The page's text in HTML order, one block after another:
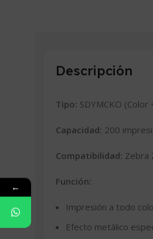
Descripción
Tipo: SDYMCKO
Capacidad: 200
Compatibilidad: Zebra
Función:
Impresión a todo
Efecto metálico
←